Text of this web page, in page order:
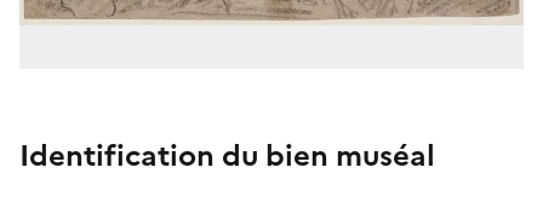
Identification du bien muséal